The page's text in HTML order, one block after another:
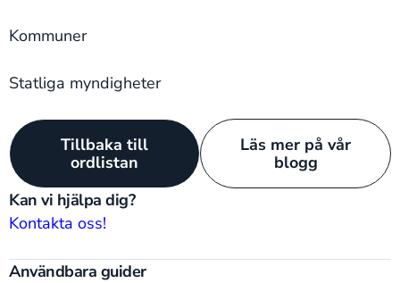
Kan vi hjälpa dig?
Kontakta oss!
Användbara guider
Kommuner
Statliga myndigheter
Tillbaka till
ordlistan
Läs mer på vår
blogg